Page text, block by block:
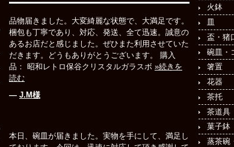
火鉢
皿
盃・猪
碗皿・
箸置
花器
茶托
茶道具
菓子鉢
蒸茶碗
品物届きました。大変綺麗な状態で、大満足です。
梱包も丁寧であり、対応、発送、全て迅速。誠意の
あるお店だと感じました。ぜひまた利用させていた
だきます。どうもありがとうございます。 購入
品： 昭和レトロ保谷クリスタルガラスボ »続きを
読む
― J.M様
本日、碗皿が届きました。実物を手にして、満足し